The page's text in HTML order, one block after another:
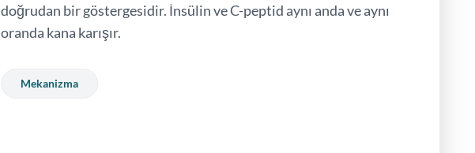
doğrudan bir göstergesidir. İnsülin ve C-peptid aynı anda ve aynı
oranda kana karışır.
Mekanizma